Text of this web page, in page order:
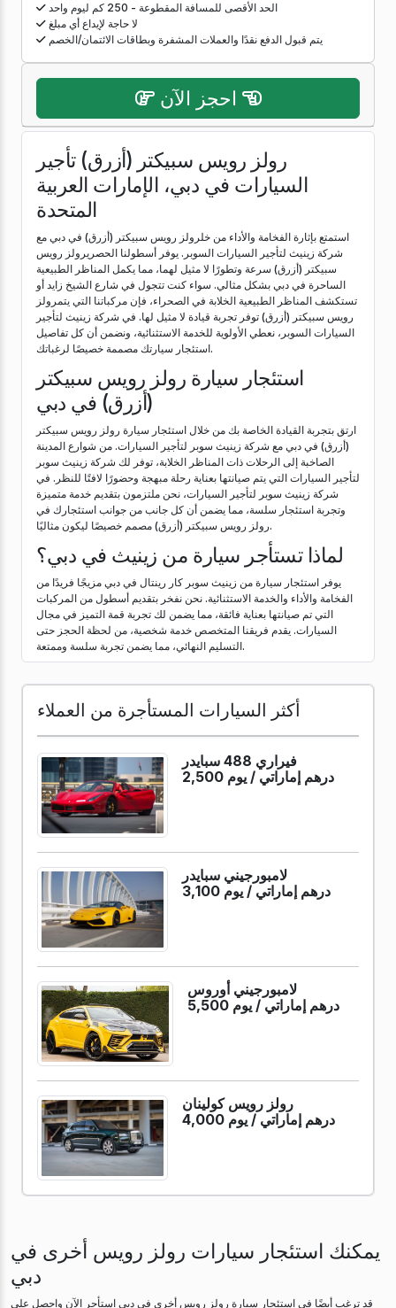
الحد الأقصى للمسافة المقطوعة - 250 كم ليوم واحد
لا حاجة لإيداع أي مبلغ
يتم قبول الدفع نقدًا والعملات المشفرة وبطاقات الائتمان/الخصم
رولز رويس سبيكتر (أزرق) تأجير
السيارات في دبي، الإمارات العربية
المتحدة
استمتع بإثارة الفخامة والأداء من خلرولز رويس سبيكتر (أزرق) في دبي مع
شركة زينيث لتأجير السيارات السوبر. يوفر أسطولنا الحصريرولز رويس
سبيكتر (أزرق) سرعة وتطورًا لا مثيل لهما، مما يكمل المناظر الطبيعية
الساحرة في دبي بشكل مثالي. سواء كنت تتجول في شارع الشيخ زايد أو
تستكشف المناظر الطبيعية الخلابة في الصحراء، فإن مركباتنا التي يتمرولز
رويس سبيكتر (أزرق) توفر تجربة قيادة لا مثيل لها. في شركة زينيث لتأجير
السيارات السوبر، نعطي الأولوية للخدمة الاستثنائية، ونضمن أن كل تفاصيل
استئجار سيارتك مصممة خصيصًا لرغباتك.
استئجار سيارة رولز رويس سبيكتر
(أزرق) في دبي
ارتق بتجربة القيادة الخاصة بك من خلال استئجار سيارة رولز رويس سبيكتر
(أزرق) في دبي مع شركة زينيث سوبر لتأجير السيارات. من شوارع المدينة
الصاخبة إلى الرحلات ذات المناظر الخلابة، توفر لك شركة زينيث سوبر
لتأجير السيارات التي يتم صيانتها بعناية رحلة مبهجة وحضورًا لافتًا للنظر. في
شركة زينيث سوبر لتأجير السيارات، نحن ملتزمون بتقديم خدمة متميزة
وتجربة استئجار سلسة، مما يضمن أن كل جانب من جوانب استئجارك في
رولز رويس سبيكتر (أزرق) مصمم خصيصًا ليكون مثاليًا.
لماذا تستأجر سيارة من زينيث في دبي؟
يوفر استئجار سيارة من زينيث سوبر كار رينتال في دبي مزيجًا فريدًا من
الفخامة والأداء والخدمة الاستثنائية. نحن نفخر بتقديم أسطول من المركبات
التي تم صيانتها بعناية فائقة، مما يضمن لك تجربة قمة التميز في مجال
السيارات. يقدم فريقنا المتخصص خدمة شخصية، من لحظة الحجز حتى
التسليم النهائي، مما يضمن تجربة سلسة وممتعة.
أكثر السيارات المستأجرة من العملاء
فيراري 488 سبايدر
2,500 درهم إماراتي /يوم
لامبورجيني سبايدر
3,100 درهم إماراتي /يوم
لامبورجيني أوروس
5,500 درهم إماراتي /يوم
رولز رويس كولينان
4,000 درهم إماراتي /يوم
يمكنك استئجار سيارات رولز رويس أخرى في
دبي
قد ترغب أيضًا في استئجار سيارة رولز رويس أخرى في دبي استأجر الآن واحصل على